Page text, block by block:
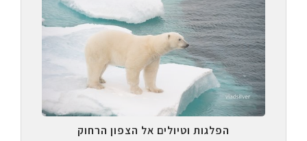
הפלגות וטיולים אל הצפון הרחוק